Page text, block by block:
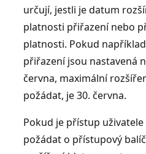
určují, jestli je datum
platnosti přiřazení nebo
platnosti. Pokud
přiřazení jsou nastavená
června, maximální
požádat, je 30. června.
Pokud je přístup
požádat o přístupový